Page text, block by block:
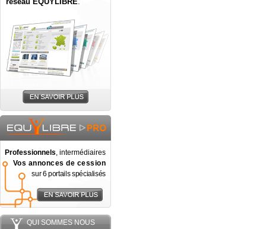
Professionnels, intermédiaires
Vos annonces de cession
sur 6 portails spécialisés
QUI SOMMES NOUS